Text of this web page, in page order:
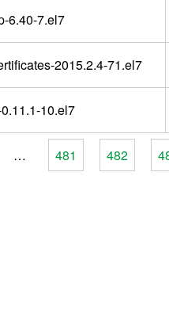
6.40-7.el7
2015.2.4-71.el7
10.el7
… 481 482